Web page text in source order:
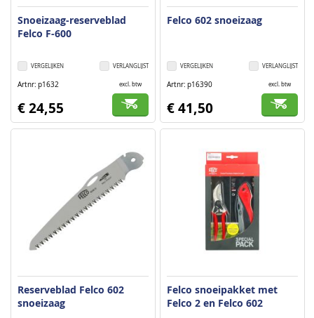
Snoeizaag-reserveblad
Felco F-600
VERLANGLIJST
VERGELIJKEN
Artnr p1632 excl. btw
€ 24,55
Felco 602 snoeizaag
VERLANGLIJST
VERGELIJKEN
Artnr p16390 excl. btw
€ 41,50
Reserveblad Felco 602
snoeizaag
Felco snoeipakket met
Felco 2 en Felco 602